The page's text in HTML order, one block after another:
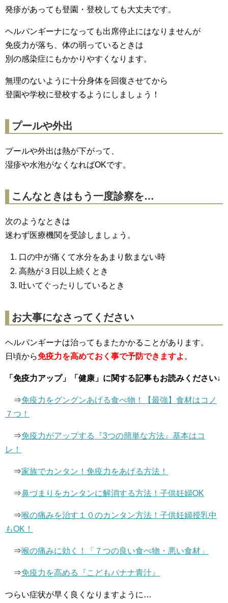
発疹があっても登園・登校しても大丈夫です。
ヘルパンギーナになっても出席停止にはなりませんが
免疫力が落ち、体の弱っているときは
別の感染症にもかかりやすくなります。
無理のないように十分身体を回復させてから
登園や学校に登校するようにしましょう！
プールや外出
プールや外出は熱が下がって、
湿疹や水泡がなくなればOKです。
こんなときはもう一度診察を…
次のようなときは
迷わず医療機関を受診しましょう。
口の中が痛くて水分をあまり飲まない時
高熱が３日以上続くとき
吐いてぐったりしているとき
お大事になさってください
ヘルパンギーナは治ってもまたかかることがあります。
日頃から免疫力を高めておく事で予防できますよ 。
「免疫力アップ」「健康」に関する記事もお読みください↓
⇒免疫力をグングンあげる食べ物！【最強】食材はコノ
７つ！
⇒免疫力がアップする『3つの簡単な方法』基本はコ
レ！
⇒家族でカンタン！免疫力をあげる方法！
⇒鼻づまりをカンタンに解消する方法！子供妊婦OK
⇒喉の痛みを治す１０のカンタン方法！子供妊婦授乳中
もOK！
⇒喉の痛みに効く！「７つの良い食べ物・悪い食材」
⇒免疫力を高める『こどもバナナ青汁』
つらい症状が早く良くなりますように…